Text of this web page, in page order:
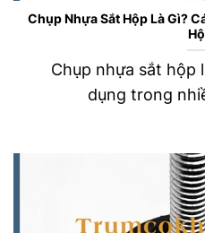
Chụp Nhựa Sắt Hộp Là Gì?
Chụp nhựa sắt hộp
dụng trong